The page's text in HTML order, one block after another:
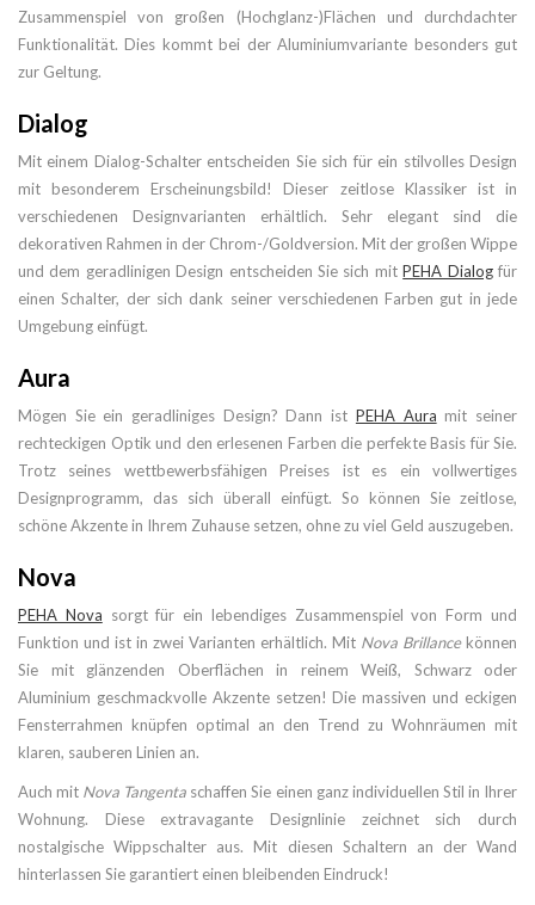
Zusammenspiel von großen (Hochglanz-)Flächen und durchdachter
Funktionalität. Dies kommt bei der Aluminiumvariante besonders gut
zur Geltung.
Dialog
Mit einem Dialog-Schalter entscheiden Sie sich für ein stilvolles Design
mit besonderem Erscheinungsbild! Dieser zeitlose Klassiker ist in
verschiedenen Designvarianten erhältlich. Sehr elegant sind die
dekorativen Rahmen in der Chrom-/Goldversion. Mit der großen Wippe
und dem geradlinigen Design entscheiden Sie sich mitPEHA Dialogfür
einen Schalter, der sich dank seiner verschiedenen Farben gut in jede
Umgebung einfügt.
Aura
Mögen Sie ein geradliniges Design? Dann ist PEHA Aura mit seiner
rechteckigen Optik und den erlesenen Farben die perfekte Basis für Sie.
Trotz seines wettbewerbsfähigen Preises ist es ein vollwertiges
Designprogramm, das sich überall einfügt. So können Sie zeitlose,
schöne Akzente in Ihrem Zuhause setzen, ohne zu viel Geld auszugeben.
Nova
PEHA Nova sorgt für ein lebendiges Zusammenspiel von Form und
Funktion und ist in zwei Varianten erhältlich. Mit Nova Brillancekönnen
Sie mit glänzenden Oberflächen in reinem Weiß, Schwarz oder
Aluminium geschmackvolle Akzente setzen! Die massiven und eckigen
Fensterrahmen knüpfen optimal an den Trend zu Wohnräumen mit
klaren, sauberen Linien an.
Auch mit Nova Tangenta schaffen Sie einen ganz individuellen Stil in Ihrer
Wohnung. Diese extravagante Designlinie zeichnet sich durch
nostalgische Wippschalter aus. Mit diesen Schaltern an der Wand
hinterlassen Sie garantiert einen bleibenden Eindruck!